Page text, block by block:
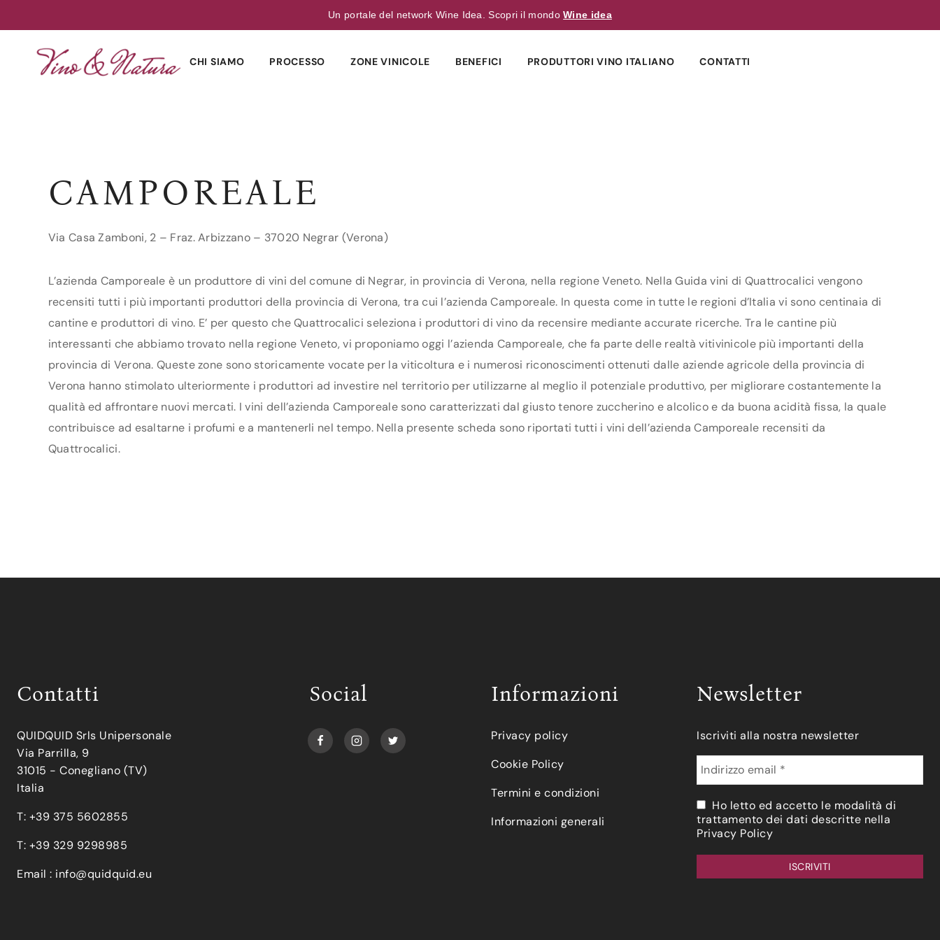
Un portale del network Wine Idea. Scopri il mondoWine idea
CHI SIAMO PROCESSO ZONE VINICOLE BENEFICI PRODUTTORI VINO ITALIANO CONTATTI
CAMPOREALE
Via Casa Zamboni, 2 – Fraz. Arbizzano – 37020 Negrar (Verona)
L’azienda Camporeale è un produttore di vini del comune di Negrar, in provincia di Verona, nella regione Veneto. Nella Guida vini di Quattrocalici vengono
recensiti tutti i più importanti produttori della provincia di Verona, tra cui l’azienda Camporeale. In questa come in tutte le regioni d’Italia vi sono centinaia di
cantine e produttori di vino. E’ per questo che Quattrocalici seleziona i produttori di vino da recensire mediante accurate ricerche. Tra le cantine più
interessanti che abbiamo trovato nella regione Veneto, vi proponiamo oggi l’azienda Camporeale, che fa parte delle realtà vitivinicole più importanti della
provincia di Verona. Queste zone sono storicamente vocate per la viticoltura e i numerosi riconoscimenti ottenuti dalle aziende agricole della provincia di
Verona hanno stimolato ulteriormente i produttori ad investire nel territorio per utilizzarne al meglio il potenziale produttivo, per migliorare costantemente la
qualità ed affrontare nuovi mercati. I vini dell’azienda Camporeale sono caratterizzati dal giusto tenore zuccherino e alcolico e da buona acidità fissa, la quale
contribuisce ad esaltarne i profumi e a mantenerli nel tempo. Nella presente scheda sono riportati tutti i vini dell’azienda Camporeale recensiti da
Quattrocalici.
Contatti
QUIDQUID Srls Unipersonale
Via Parrilla, 9
31015 - Conegliano (TV)
Italia
T: +39 375 5602855
T: +39 329 9298985
Email : info@quidquid.eu
Social Informazioni
Privacy policy
Cookie Policy
Termini e condizioni
Informazioni generali
Newsletter
Iscriviti alla nostra newsletter
Ho letto ed accetto le modalità di
trattamento dei dati descritte nella
Privacy Policy